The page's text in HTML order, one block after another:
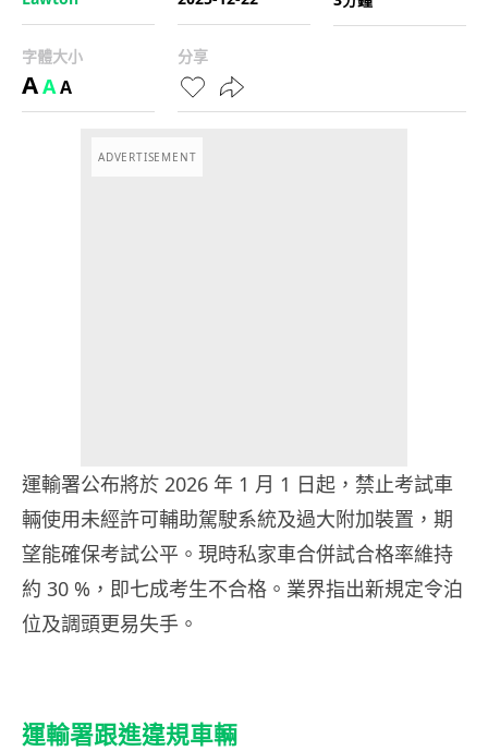
字體大小
AAA
分享
ADVERTISEMENT
運輸署公布將於 2026 年 1 月 1 日起，禁止考試車
輛使用未經許可輔助駕駛系統及過大附加裝置，期
望能確保考試公平。現時私家車合併試合格率維持
約 30 %，即七成考生不合格。業界指出新規定令泊
位及調頭更易失手。
運輸署跟進違規車輛